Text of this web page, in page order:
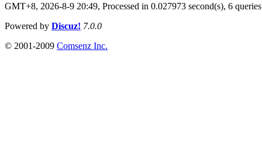
GMT+8, 2026-8-9 20:49, Processed in 0.027973 second(s), 6 queries
Powered by Discuz! 7.0.0
© 2001-2009 Comsenz Inc.